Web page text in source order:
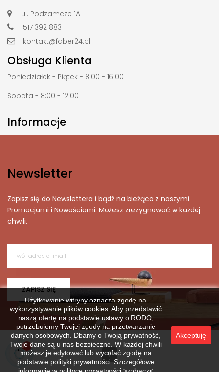
ul. Podzamcze 1A
517 392 883
kontakt@faber24.pl
Obsługa Klienta
Poniedziałek - Piątek - 8.00 - 16.00
Sobota - 8:00 - 12.00
Informacje

Newsletter
Zapisz się do Newslettera i bądź na bieżąco z naszymi
Promocjami i Nowościami. Możesz zrezygnować w każdej
chwili.
ZAPISZ SIĘ
Użytkowanie witryny oznacza zgodę na
wykorzystywanie plików cookies. Aby przedstawić
naszą ofertę na podstawie ustawy o RODO,
potrzebujemy Twojej zgody na przetwarzanie
danych osobowych. Dbamy o Twoją prywatność,
Twoje dane są u nas bezpieczne. W każdej chwili
możesz je edytować lub wycofać zgodę na
podstawie polityki prywatności. Szczegółowe
Akceptuję